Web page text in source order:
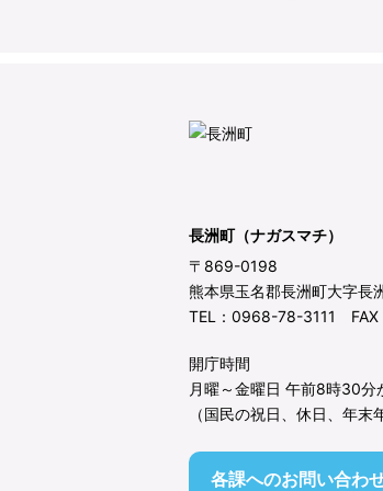
長洲町（ナガスマチ）
〒869-0198
熊本県玉名郡長洲町大字長
TEL：0968-78-3111
開庁時間
月曜～金曜日 午前8時30
（国民の祝日、休日、年末
各課へのお問い合わ